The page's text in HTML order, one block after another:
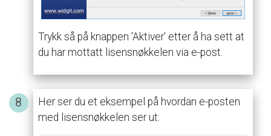
Trykk så på knappen 'Aktiver' etter å ha sett at
du har mottatt lisensnøkkelen via e-post.
Her ser du et eksempel på hvordan e-posten
med lisensnøkkelen ser ut: